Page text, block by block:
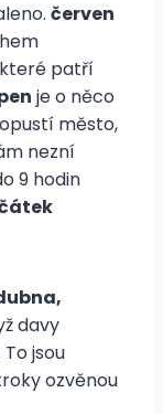
červen
patří
je o něco
město,
nezní
9 hodin
davy
jsou
ozvěnou